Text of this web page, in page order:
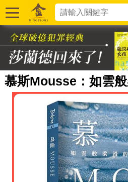
慕斯Mousse：如雲